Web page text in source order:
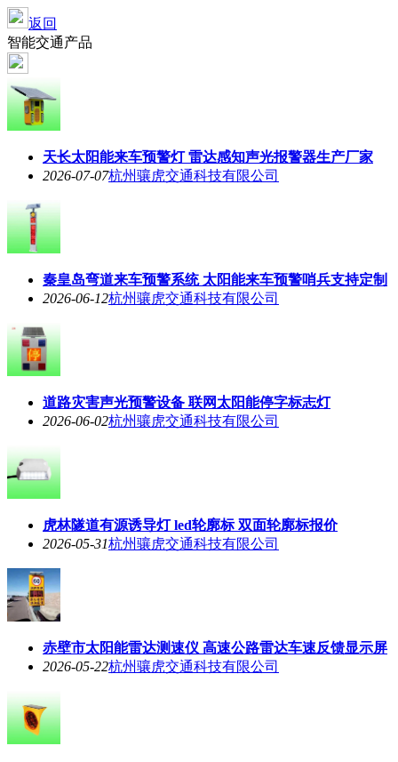
返回
智能交通产品
天长太阳能来车预警灯 雷达感知声光报警器生产厂家
2026-07-07杭州骧虎交通科技有限公司
秦皇岛弯道来车预警系统 太阳能来车预警哨兵支持定制
2026-06-12杭州骧虎交通科技有限公司
道路灾害声光预警设备 联网太阳能停字标志灯
2026-06-02杭州骧虎交通科技有限公司
虎林隧道有源诱导灯 led轮廓标 双面轮廓标报价
2026-05-31杭州骧虎交通科技有限公司
赤壁市太阳能雷达测速仪 高速公路雷达车速反馈显示屏
2026-05-22杭州骧虎交通科技有限公司